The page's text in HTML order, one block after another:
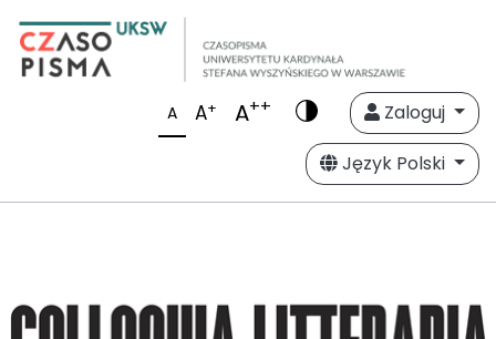
A A+ A++
Zaloguj
Język Polski